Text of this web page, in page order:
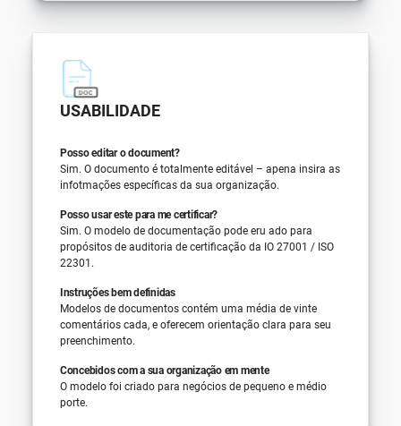
USABILIDADE
Posso editar o document?
Sim. O documento é totalmente editável – apena insira as
infotmações específicas da sua organização.
Posso usar este para me certificar?
Sim. O modelo de documentação pode eru ado para
propósitos de auditoria de certificação da IO 27001 / ISO
22301.
Instruções bem definidas
Modelos de documentos contém uma média de vinte
comentários cada, e oferecem orientação clara para seu
preenchimento.
Concebidos com a sua organização em mente
O modelo foi criado para negócios de pequeno e médio
porte.